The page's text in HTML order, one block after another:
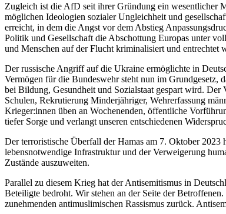
Zugleich ist die AfD seit ihrer Gründung ein wesentlicher
möglichen Ideologien sozialer Ungleichheit und
erreicht, in dem die Angst vor dem Abstieg
Politik und Gesellschaft die Abschottung Europas unter
und Menschen auf der Flucht kriminalisiert und entrechtet
Der russische Angriff auf die Ukraine ermöglichte in
Vermögen für die Bundeswehr steht nun im
bei Bildung, Gesundheit und Sozialstaat gespart wird.
Schulen, Rekrutierung Minderjähriger, Wehrerfassung
Krieger:innen üben an Wochenenden, öffentliche
tiefer Sorge und verlangt unseren entschiedenen
Der terroristische Überfall der Hamas am 7. Oktober
lebensnotwendige Infrastruktur und der Verweigerung
Zustände auszuweiten.
Parallel zu diesem Krieg hat der Antisemitismus in
Beteiligte bedroht. Wir stehen an der Seite der
zunehmenden antimuslimischen Rassismus zurück.